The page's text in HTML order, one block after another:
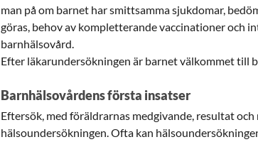
man på om barnet har smittsamma sjukdomar,
göras, behov av kompletterande vaccinationer och
barnhälsovård.
Efter läkarundersökningen är barnet välkommet till
Barnhälsovårdens första insatser
Eftersök, med föräldrarnas medgivande, resultat
hälsoundersökningen. Ofta kan